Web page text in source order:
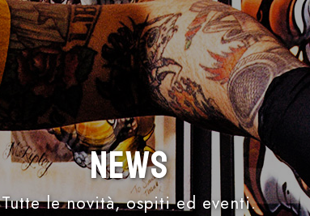
News
Tutte le novità, ospiti ed eventi.